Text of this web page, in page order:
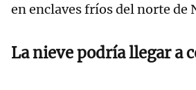
en enclaves fríos del norte de
La nieve podría llegar a